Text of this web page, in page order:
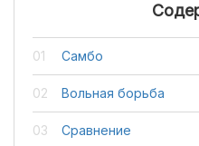
Самбо
Вольная борьба
Сравнение